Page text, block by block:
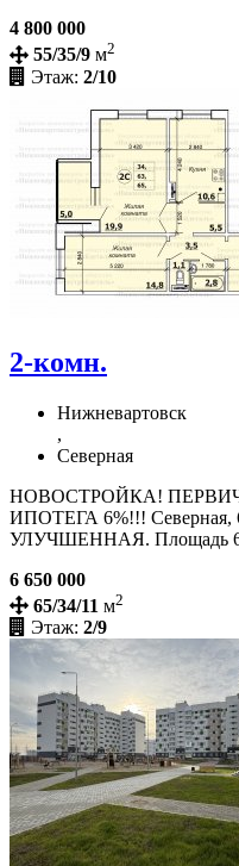
4 800 000
55/35/9 м2
Этаж: 2/10
2-комн.
Нижневартовск
,
Северная
НОВОСТРОЙКА!
ИПОТЕГА 6%!!! Северная,
УЛУЧШЕННАЯ. Площадь
6 650 000
65/34/11 м2
Этаж: 2/9